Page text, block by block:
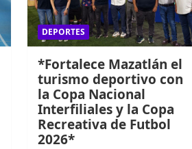
DEPORTES
*Fortalece Mazatlán el
turismo deportivo con
la Copa Nacional
Interfiliales y la Copa
Recreativa de Futbol
2026*